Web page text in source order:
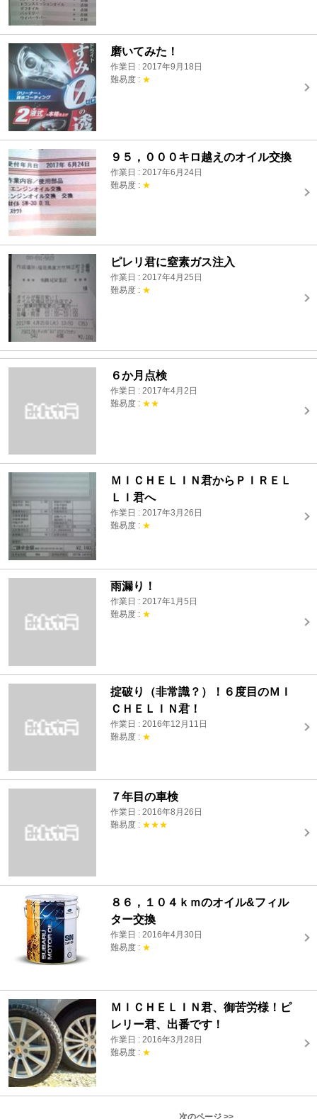
磨いてみた！
作業日 : 2017年9月18日
難易度 : ★
９５，０００キロ越えのオイル交換
作業日 : 2017年6月24日
難易度 : ★
ピレリ君に窒素ガス注入
作業日 : 2017年4月25日
難易度 : ★
６か月点検
作業日 : 2017年4月2日
難易度 : ★★
ＭＩＣＨＥＬＩＮ君からＰＩＲＥＬ
ＬＩ君へ
作業日 : 2017年3月26日
難易度 : ★
雨漏り！
作業日 : 2017年1月5日
難易度 : ★
掟破り（非常識？）！６度目のＭＩ
ＣＨＥＬＩＮ君！
作業日 : 2016年12月11日
難易度 : ★
７年目の車検
作業日 : 2016年8月26日
難易度 : ★★★
８６，１０４ｋｍのオイル&フィル
ター交換
作業日 : 2016年4月30日
難易度 : ★
ＭＩＣＨＥＬＩＮ君、御苦労様！ピ
レリー君、出番です！
作業日 : 2016年3月28日
難易度 : ★
次のページ >>